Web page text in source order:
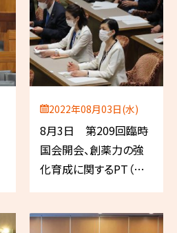
2022年08月03日(水)
8月3日 第209回臨時
国会開会、創薬力の強
化育成に関するPT（自